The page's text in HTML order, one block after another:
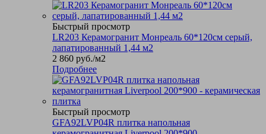
Быстрый просмотр
LR203 Керамогранит Монреаль 60*120см серый,
лапатированный 1,44 м2
2 860 руб./м2
Подробнее
Быстрый просмотр
GFA92LVP04R плитка напольная